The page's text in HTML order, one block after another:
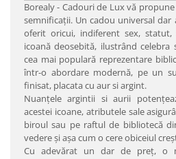
Borealy - Cadouri de Lux vă
semnificaţii. Un cadou universal dar
oferit oricui, indiferent sex, statut,
icoană deosebită, ilustrând celebra
cea mai populară reprezentare
într-o abordare modernă, pe un
finisat, placata cu aur si argint.
Nuanţele argintii si aurii
acestei icoane, atributele sale
biroul sau pe raftul de bibliotecă
vedere şi aşa cum o cere obiceiul
Cu adevărat un dar de preţ, o